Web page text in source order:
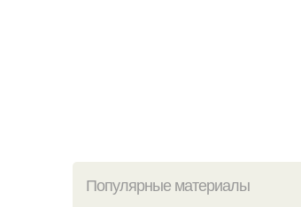
Популярные материалы